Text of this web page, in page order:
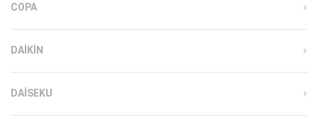
COPA
DAIKIN
DAISEKU